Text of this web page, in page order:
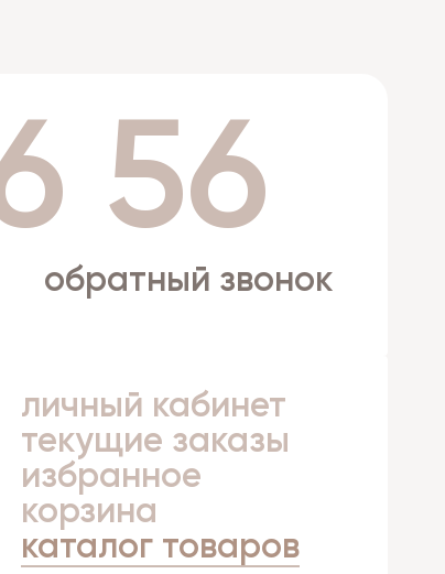
56
обратный звонок
личный кабинет
текущие заказы
избранное
корзина
каталог товаров